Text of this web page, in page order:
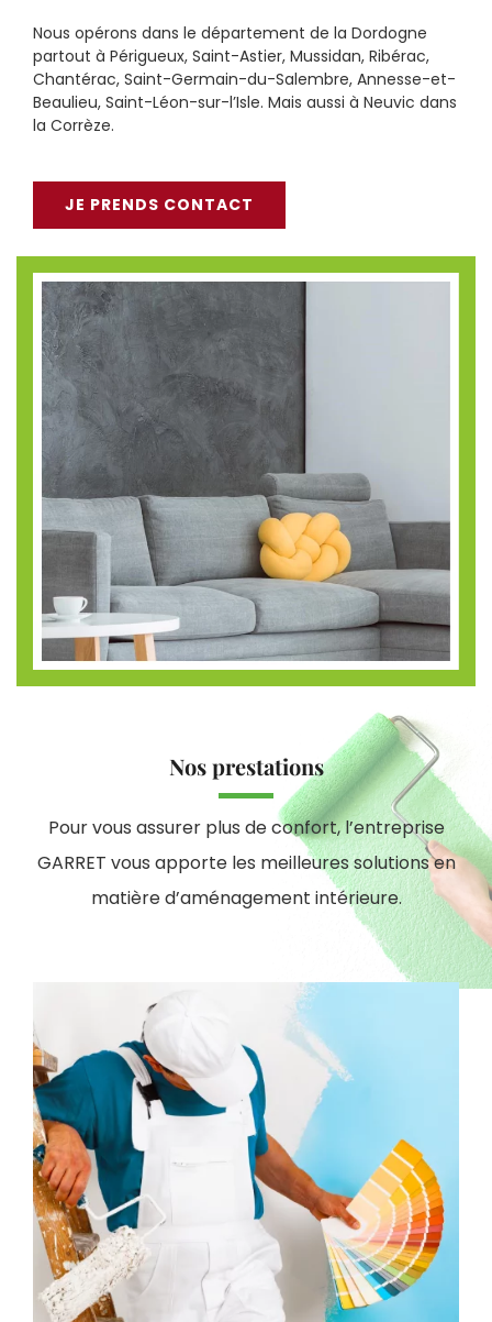
Nous opérons dans le département de la Dordogne
partout à Périgueux, Saint-Astier, Mussidan, Ribérac,
Chantérac, Saint-Germain-du-Salembre, Annesse-et-
Beaulieu, Saint-Léon-sur-l’Isle. Mais aussi à Neuvic dans
la Corrèze.
JE PRENDS CONTACT
Nos prestations
Pour vous assurer plus de confort, l’entreprise
GARRET vous apporte les meilleures solutions en
matière d’aménagement intérieure.